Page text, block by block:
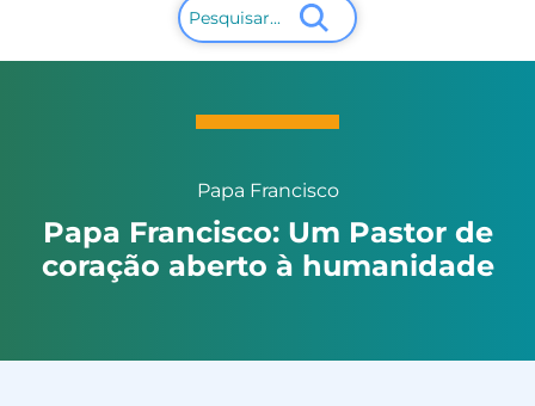
Papa Francisco
Papa Francisco: Um Pastor de
coração aberto à humanidade